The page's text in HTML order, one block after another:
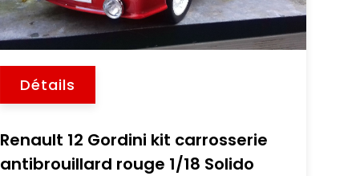
Détails
Renault 12 Gordini kit carrosserie
antibrouillard rouge 1/18 Solido